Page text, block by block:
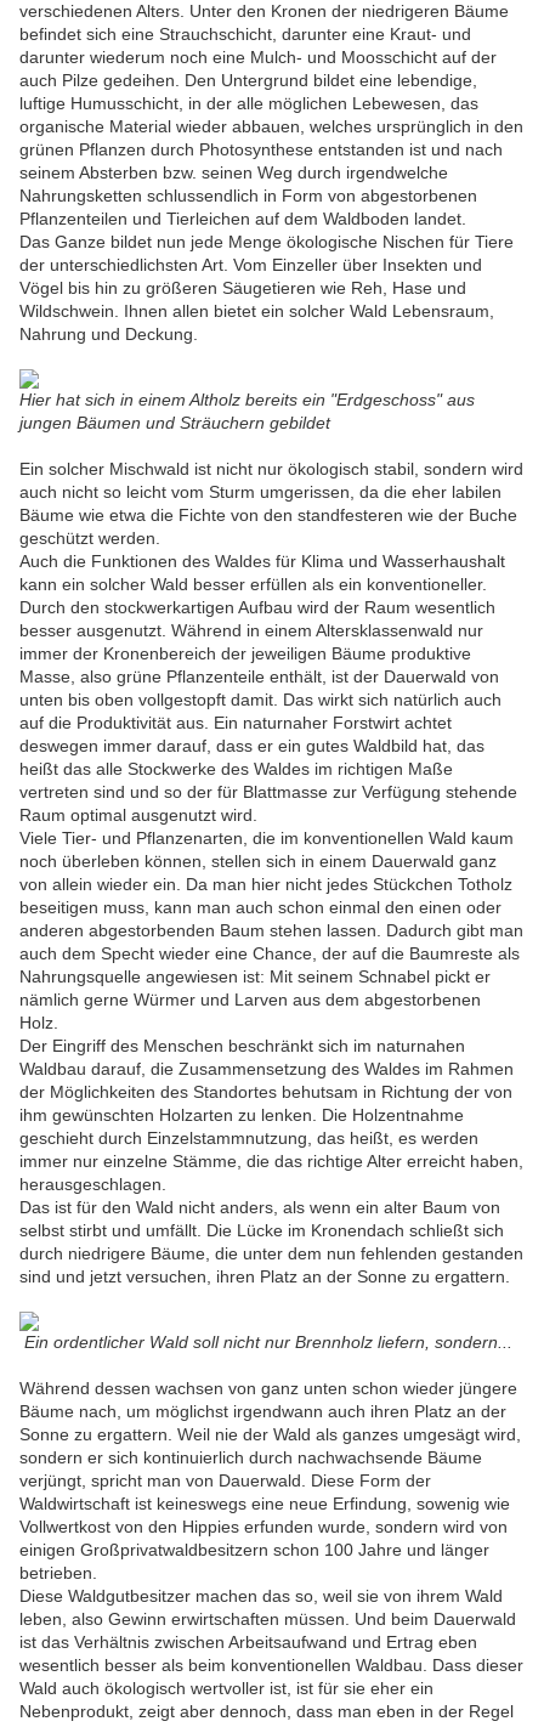
verschiedenen Alters. Unter den Kronen der niedrigeren Bäume
befindet sich eine Strauchschicht, darunter eine Kraut- und
darunter wiederum noch eine Mulch- und Moosschicht auf der
auch Pilze gedeihen. Den Untergrund bildet eine lebendige,
luftige Humusschicht, in der alle möglichen Lebewesen, das
organische Material wieder abbauen, welches ursprünglich in den
grünen Pflanzen durch Photosynthese entstanden ist und nach
seinem Absterben bzw. seinen Weg durch irgendwelche
Nahrungsketten schlussendlich in Form von abgestorbenen
Pflanzenteilen und Tierleichen auf dem Waldboden landet.
Das Ganze bildet nun jede Menge ökologische Nischen für Tiere
der unterschiedlichsten Art. Vom Einzeller über Insekten und
Vögel bis hin zu größeren Säugetieren wie Reh, Hase und
Wildschwein. Ihnen allen bietet ein solcher Wald Lebensraum,
Nahrung und Deckung.
Hier hat sich in einem Altholz bereits ein "Erdgeschoss" aus
jungen Bäumen und Sträuchern gebildet
Ein solcher Mischwald ist nicht nur ökologisch stabil, sondern wird
auch nicht so leicht vom Sturm umgerissen, da die eher labilen
Bäume wie etwa die Fichte von den standfesteren wie der Buche
geschützt werden.
Auch die Funktionen des Waldes für Klima und Wasserhaushalt
kann ein solcher Wald besser erfüllen als ein konventioneller.
Durch den stockwerkartigen Aufbau wird der Raum wesentlich
besser ausgenutzt. Während in einem Altersklassenwald nur
immer der Kronenbereich der jeweiligen Bäume produktive
Masse, also grüne Pflanzenteile enthält, ist der Dauerwald von
unten bis oben vollgestopft damit. Das wirkt sich natürlich auch
auf die Produktivität aus. Ein naturnaher Forstwirt achtet
deswegen immer darauf, dass er ein gutes Waldbild hat, das
heißt das alle Stockwerke des Waldes im richtigen Maße
vertreten sind und so der für Blattmasse zur Verfügung stehende
Raum optimal ausgenutzt wird.
Viele Tier- und Pflanzenarten, die im konventionellen Wald kaum
noch überleben können, stellen sich in einem Dauerwald ganz
von allein wieder ein. Da man hier nicht jedes Stückchen Totholz
beseitigen muss, kann man auch schon einmal den einen oder
anderen abgestorbenden Baum stehen lassen. Dadurch gibt man
auch dem Specht wieder eine Chance, der auf die Baumreste als
Nahrungsquelle angewiesen ist: Mit seinem Schnabel pickt er
nämlich gerne Würmer und Larven aus dem abgestorbenen
Holz.
Der Eingriff des Menschen beschränkt sich im naturnahen
Waldbau darauf, die Zusammensetzung des Waldes im Rahmen
der Möglichkeiten des Standortes behutsam in Richtung der von
ihm gewünschten Holzarten zu lenken. Die Holzentnahme
geschieht durch Einzelstammnutzung, das heißt, es werden
immer nur einzelne Stämme, die das richtige Alter erreicht haben,
herausgeschlagen.
Das ist für den Wald nicht anders, als wenn ein alter Baum von
selbst stirbt und umfällt. Die Lücke im Kronendach schließt sich
durch niedrigere Bäume, die unter dem nun fehlenden gestanden
sind und jetzt versuchen, ihren Platz an der Sonne zu ergattern.
Ein ordentlicher Wald soll nicht nur Brennholz liefern, sondern...
Während dessen wachsen von ganz unten schon wieder jüngere
Bäume nach, um möglichst irgendwann auch ihren Platz an der
Sonne zu ergattern. Weil nie der Wald als ganzes umgesägt wird,
sondern er sich kontinuierlich durch nachwachsende Bäume
verjüngt, spricht man von Dauerwald. Diese Form der
Waldwirtschaft ist keineswegs eine neue Erfindung, sowenig wie
Vollwertkost von den Hippies erfunden wurde, sondern wird von
einigen Großprivatwaldbesitzern schon 100 Jahre und länger
betrieben.
Diese Waldgutbesitzer machen das so, weil sie von ihrem Wald
leben, also Gewinn erwirtschaften müssen. Und beim Dauerwald
ist das Verhältnis zwischen Arbeitsaufwand und Ertrag eben
wesentlich besser als beim konventionellen Waldbau. Dass dieser
Wald auch ökologisch wertvoller ist, ist für sie eher ein
Nebenprodukt, zeigt aber dennoch, dass man eben in der Regel